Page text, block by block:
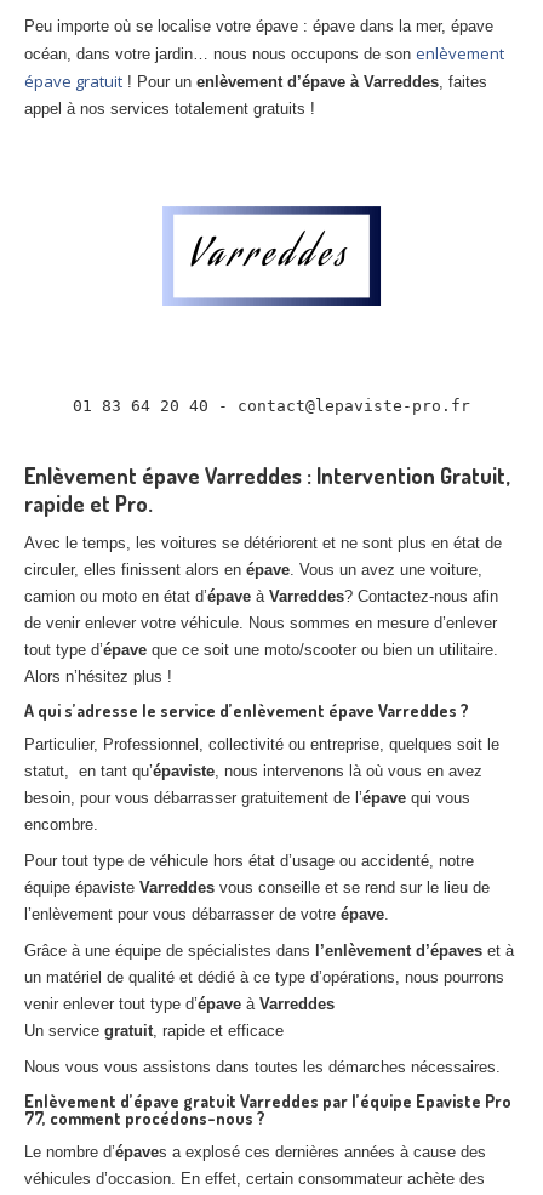
Centreagréé VHU 94 : casse auto avec destruction
Centre agréé VHU 95 : casse auto avec destruction
01 83 64 20 40
Peu importe où se localise votre épave : épave dans la mer, épave
océan, dans votre jardin… nous nous occupons de son enlèvement
épave gratuit ! Pour un enlèvement d’épave à Varreddes, faites
appel à nos services totalement gratuits !
01 83 64 20 40 - contact@lepaviste-pro.fr
Enlèvement épave Varreddes : Intervention Gratuit,
rapide et Pro.
Avec le temps, les voitures se détériorent et ne sont plus en état de
circuler, elles finissent alors en épave. Vous un avez une voiture,
camion ou moto en état d’épave à Varreddes? Contactez-nous afin
de venir enlever votre véhicule. Nous sommes en mesure d’enlever
tout type d’épave que ce soit une moto/scooter ou bien un utilitaire.
Alors n’hésitez plus !
A qui s’adresse le service d’enlèvement épave Varreddes ?
Particulier, Professionnel, collectivité ou entreprise, quelques soit le
statut, en tant qu’épaviste, nous intervenons là où vous en avez
besoin, pour vous débarrasser gratuitement de l’épave qui vous
encombre.
Pour tout type de véhicule hors état d’usage ou accidenté, notre
équipe épaviste Varreddes vous conseille et se rend sur le lieu de
l’enlèvement pour vous débarrasser de votre épave.
Grâce à une équipe de spécialistes dans
l’enlèvement d’épaves et à
un matériel de qualité et dédié à ce type d’opérations, nous pourrons
venir enlever tout type d’épave à Varreddes
Un service gratuit, rapide et efficace
Nous vous vous assistons dans toutes les démarches nécessaires.
Enlèvement d’épave gratuit Varreddes par l’équipe Epaviste Pro
77, comment procédons-nous ?
Le nombre d’épaves a explosé ces dernières années à cause des
véhicules d’occasion. En effet, certain consommateur achète des